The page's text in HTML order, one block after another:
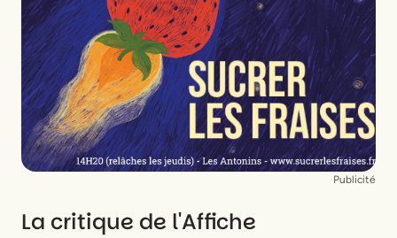
Publicité
La critique de l'Affiche